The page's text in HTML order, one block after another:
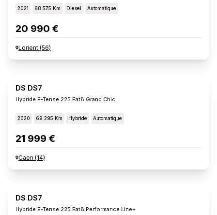
2021 68 575 Km Diesel Automatique
20 990 €
Lorient (56)
DS DS7
Hybride E-Tense 225 Eat8 Grand Chic
2020 69 295 Km Hybride Automatique
21 999 €
Caen (14)
DS DS7
Hybride E-Tense 225 Eat8 Performance Line+